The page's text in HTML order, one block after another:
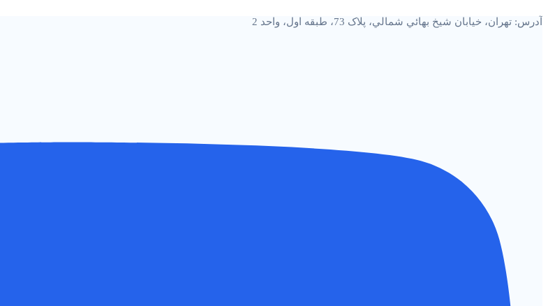
به
آدرس: تهران، خيابان شيخ بهائي شمالي، پلاک 73، طبقه اول، واحد 2